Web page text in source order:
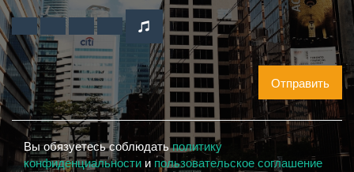
Отправить
Вы обязуетесь соблюдатьполитику
конфиденциальности и пользовательское соглашение